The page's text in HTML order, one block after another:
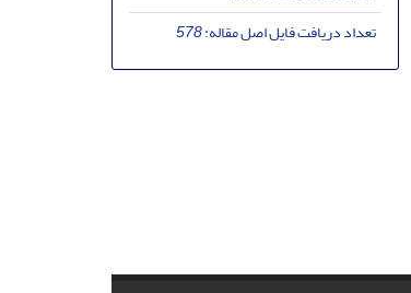
تعداد دریافت فایل اصل مقاله:578